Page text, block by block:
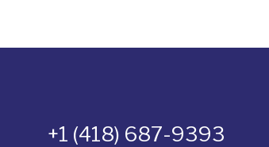
+1 (418) 687-9393